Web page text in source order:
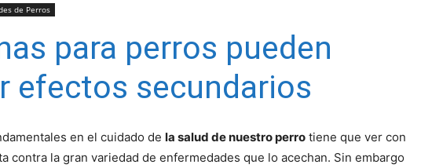
de Perros
para perros pueden
efectos secundarios
en el cuidado de la salud de nuestro perro tiene que ver con
contra la gran variedad de enfermedades que lo acechan. Sin embargo